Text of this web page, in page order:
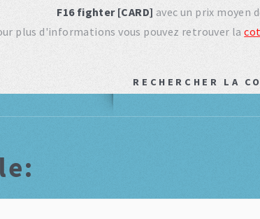
F16 fighter [CARD] avec un prix moyen
plus d'informations vous pouvez retrouver la
RECHERCHER LA